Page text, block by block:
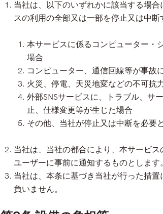
当社は、以下のいずれかに該当する場
スの利用の全部又は一部を停止又は中断
本サービスに係るコンピューター・
場合
コンピューター、通信回線等が事故
火災、停電、天災地変などの不可抗
外部SNSサービスに、トラブル、サ
止、仕様変更等が生じた場合
その他、当社が停止又は中断を必要
当社は、当社の都合により、本サービ
ユーザーに事前に通知するものとします。
当社は、本条に基づき当社が行った措
負いません。